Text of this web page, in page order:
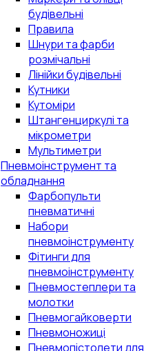
будівельні
Правила
Шнури та фарби
розмічальні
Лінійки будівельні
Кутники
Кутоміри
Штангенциркулі та
мікрометри
Мультиметри
Пневмоінструмент та
обладнання
Фарбопульти
пневматичні
Набори
пневмоінструменту
Фітинги для
пневмоінструменту
Пневмостеплери та
молотки
Пневмогайковерти
Пневмоножиці
Пневмопістолети для